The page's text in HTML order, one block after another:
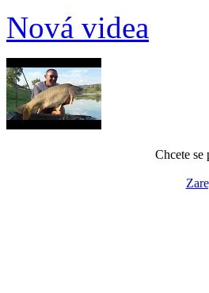
Nová videa
Chcete